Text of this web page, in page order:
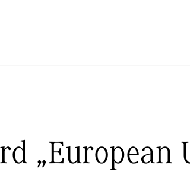
„European